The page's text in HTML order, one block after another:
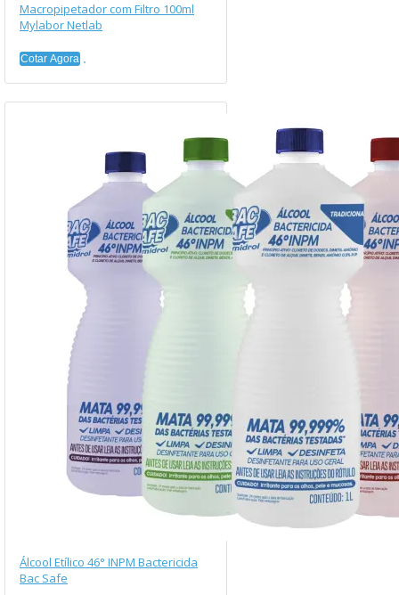
Macropipetador com Filtro 100ml
Mylabor Netlab
Cotar Agora
Álcool Etílico 46° INPM Bactericida
Bac Safe